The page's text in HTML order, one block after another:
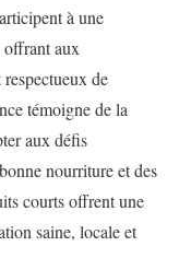
à une
aux
de
témoigne de la
aux défis
nourriture et des
courts offrent une
saine, locale et